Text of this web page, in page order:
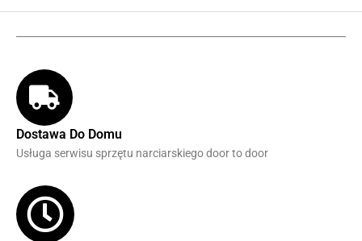
Dostawa Do Domu
Usługa serwisu sprzętu narciarskiego door to door